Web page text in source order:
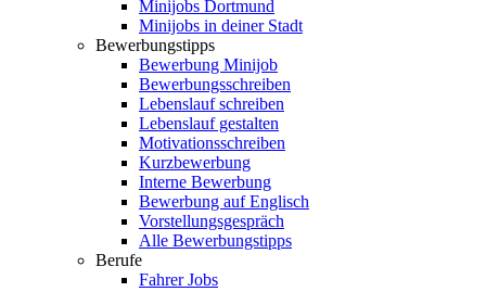
Minijobs Dortmund
Minijobs in deiner Stadt
Bewerbungstipps
Bewerbung Minijob
Bewerbungsschreiben
Lebenslauf schreiben
Lebenslauf gestalten
Motivationsschreiben
Kurzbewerbung
Interne Bewerbung
Bewerbung auf Englisch
Vorstellungsgespräch
Alle Bewerbungstipps
Berufe
Fahrer Jobs